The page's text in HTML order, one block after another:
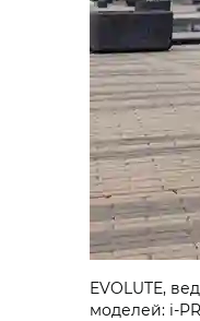
EVOLUTE,
моделей: